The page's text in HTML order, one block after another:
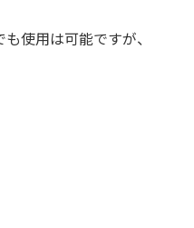
使用は可能ですが、